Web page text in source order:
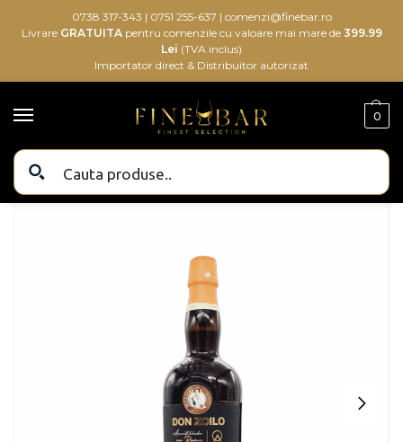
0738 317-343 | 0751 255-637 | comenzi@finebar.ro
Livrare GRATUITA pentru comenzile cu valoare mai mare de399.99
Lei (TVA inclus)
Importator direct & Distribuitor autorizat
0
Bauturi alcoolice Bauturi